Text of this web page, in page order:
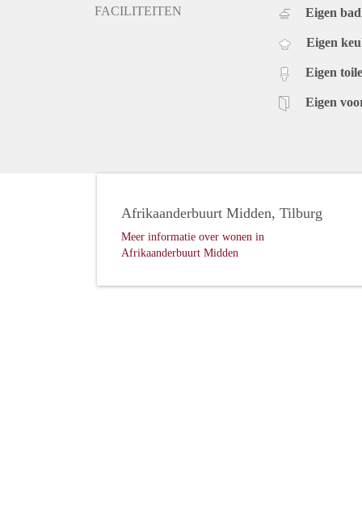
FACILITEITEN Eigen
Eigen
Eigen
Eigen
Afrikaanderbuurt Midden, Tilburg
Meer informatie over wonen in
Afrikaanderbuurt Midden